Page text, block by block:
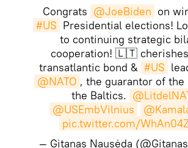
Congrats @JoeBiden on
#US Presidential elections!
to continuing strategic
cooperation! 🇱🇹
transatlantic bond & #US
@NATO , the guarantor of
the Baltics.
@USEmbVilnius
pic.twitter.com/
— Gitanas Nausėda